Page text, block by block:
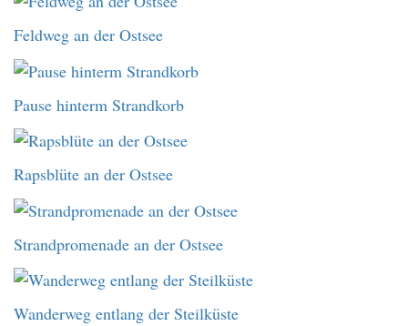
Feldweg an der Ostsee
Pause hinterm Strandkorb
Rapsblüte an der Ostsee
Strandpromenade an der Ostsee
Wanderweg entlang der Steilküste